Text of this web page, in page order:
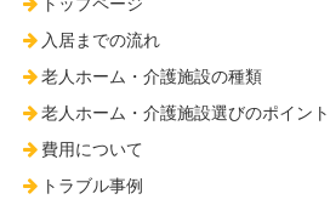
入居までの流れ
老人ホーム・介護施設の種類
老人ホーム・介護施設選びのポイント
費用について
トラブル事例